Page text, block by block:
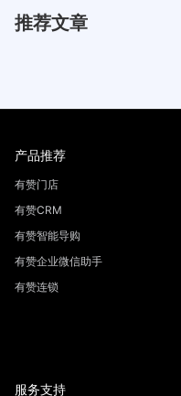
推荐文章
产品推荐
有赞门店
有赞CRM
有赞智能导购
有赞企业微信助手
有赞连锁
服务支持